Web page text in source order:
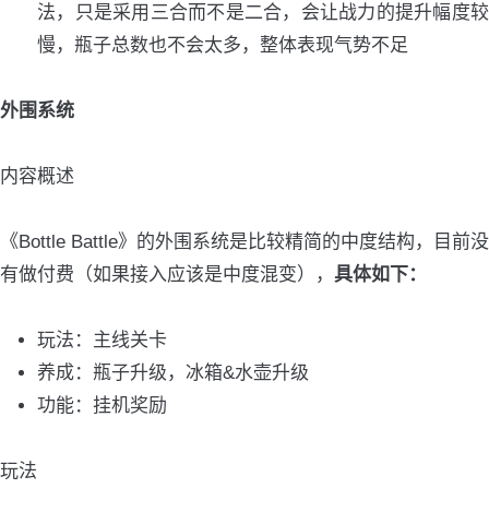
法，只是采用三合而不是二合，会让战力的提升幅度较
慢，瓶子总数也不会太多，整体表现气势不足
外围系统
内容概述
《Bottle Battle》的外围系统是比较精简的中度结构，目前没
有做付费（如果接入应该是中度混变）， 具体如下：
玩法：主线关卡
养成：瓶子升级，冰箱&水壶升级
功能：挂机奖励
玩法